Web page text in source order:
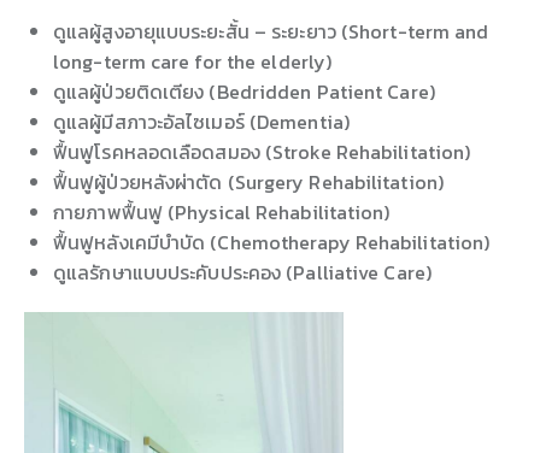
ดูแลผู้สูงอายุแบบระยะสั้น – ระยะยาว (Short-term and
long-term care for the elderly)
ดูแลผู้ป่วยติดเตียง (Bedridden Patient Care)
ดูแลผู้มีสภาวะอัลไซเมอร์ (Dementia)
ฟื้นฟูโรคหลอดเลือดสมอง (Stroke Rehabilitation)
ฟื้นฟูผู้ป่วยหลังผ่าตัด (Surgery Rehabilitation)
กายภาพฟื้นฟู (Physical Rehabilitation)
ฟื้นฟูหลังเคมีบำบัด (Chemotherapy Rehabilitation)
ดูแลรักษาแบบประคับประคอง (Palliative Care)